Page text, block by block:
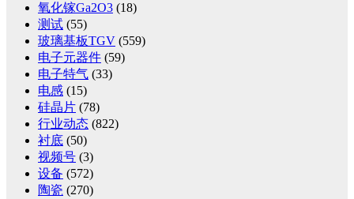
氧化镓Ga2O3 (18)
测试 (55)
玻璃基板TGV (559)
电子元器件 (59)
电子特气 (33)
电感 (15)
硅晶片 (78)
行业动态 (822)
衬底 (50)
视频号 (3)
设备 (572)
陶瓷 (270)